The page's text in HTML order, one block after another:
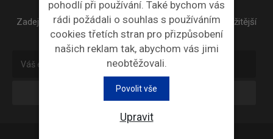
pohodlí při používání. Také bychom vás
rádi požádali o souhlas s používáním
cookies třetích stran pro přizpůsobení
našich reklam tak, abychom vás jimi
neobtěžovali.
Povolit vše
Upravit
Zadejte váš email a my Vám budeme zasílat ty nejdůležitější
informace, maximálně 1x týdně.
Odebírat